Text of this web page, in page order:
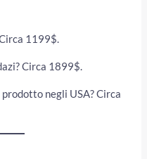
1199$.
Circa 1899$.
negli USA? Circa